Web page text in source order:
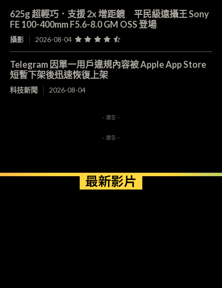
625g 超輕巧．支援 2x 增距鏡 平民級遠攝王 Sony
FE 100-400mm F5.6-8.0 GM OSS 登場
攝影 2026-08-04
Telegram 因單一用戶違規內容被 Apple App Store
短暫下架後迅速恢復上架
科技新聞 2026-08-04
- 廣告 -
- 廣告 -
最新影片